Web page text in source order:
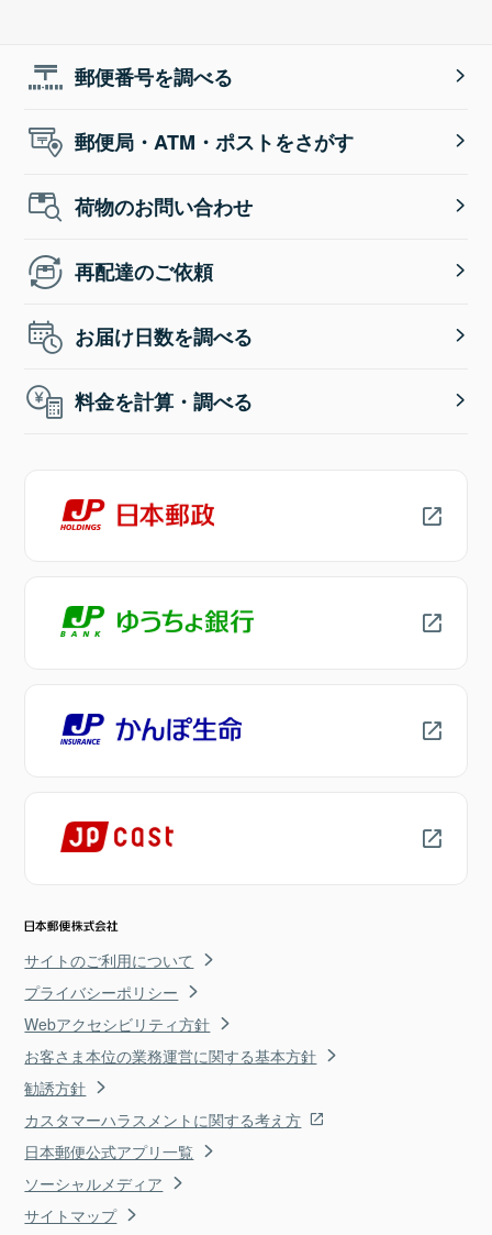
郵便番号を調べる
郵便局・ATM・ポストをさがす
荷物のお問い合わせ
再配達のご依頼
お届け日数を調べる
料金を計算・調べる
サイトのご利用について
プライバシーポリシー
Webアクセシビリティ方針
お客さま本位の業務運営に関する基本方針
勧誘方針
カスタマーハラスメントに関する考え方
日本郵便公式アプリ一覧
ソーシャルメディア
サイトマップ